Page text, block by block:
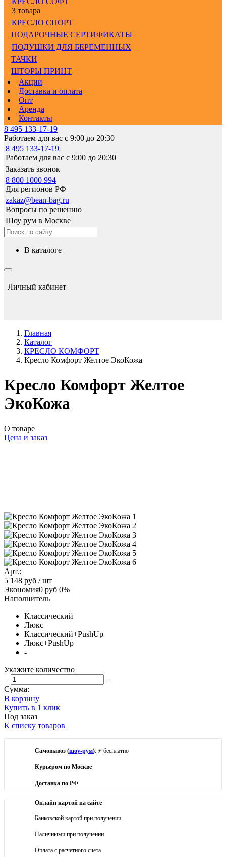
3 товара
КРЕСЛО СПОРТ
ПОДАРОЧНЫЕ СЕРТИФИКАТЫ
ПОДУШКИ ДЛЯ БЕРЕМЕННЫХ
ТАЧКИ
ШТОРЫ ПРИНТ
Акции
Доставка и оплата
Опт
Аренда
Контакты
8 495 133-17-19
Работаем для вас с 9:00 до 20:30
8 495 133-17-19
Работаем для вас с 9:00 до 20:30
Заказать звонок
8 800 1000 994
Для регионов РФ
zakaz@bean-bag.ru
Вопросы по решению
Шоу рум в Москве
в каталоге
Личный кабинет
Главная
Каталог
КРЕСЛО КОМФОРТ
Кресло Комфорт Желтое ЭкоКожа
Кресло Комфорт Желтое
ЭкоКожа
О товаре
Цена и заказ
Арт.:
5 148 руб / шт
Экономия0 руб 0%
Наполнитель
Классический
Люкс
Классический+PushUp
Люкс+PushUp
-
Укажите количество
−
+
Сумма:
В корзину
Купить в 1 клик
Под заказ
К списку товаров
Самовывоз (шоу-рум): ⚡ бесплатно
Курьером по Москве
Доставка по РФ
Онлайн картой на сайте
Банковской картой при получении
Наличными при получении
Оплата с расчетного счета